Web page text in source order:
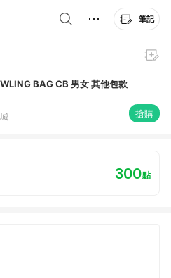
筆記
BAG CB 男女 其他包款
搶購
300點